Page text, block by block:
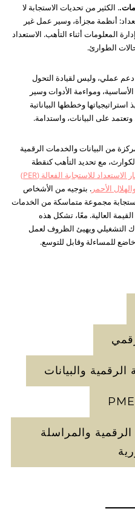
. الكثير من تحديات الاستجابة لا
أنظمة مجزأة، وسير عمل غير
المعلومات أثناء التأهب. الاستعداد
الطوارئ.
دعم عملي، وليس لقيادة التحول
ومواءمة الأدوات وسير
وخططها البياناتية
على البيانات، واستدامة.
من البيانات والخدمات الرقمية
مع تحديد التأهب كنقطة
إطار الاستعداد للاستجابة الفعالة (PER)
الأحمر . بتوجيه من الأشخاص
مجموعة متماسكة من الخدمات
العالية. معًا، تشكل هذه
التشغيلي ويهيئ الظروف لعمل
للمساءلة وقابل للتوسع.
والبيانات
والمراسلة